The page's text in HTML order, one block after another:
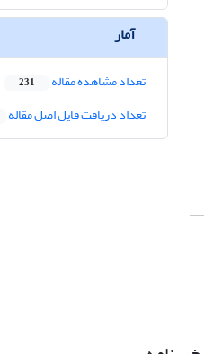
آمار
تعداد مشاهده مقاله 231
تعداد دریافت فایل اصل مقاله